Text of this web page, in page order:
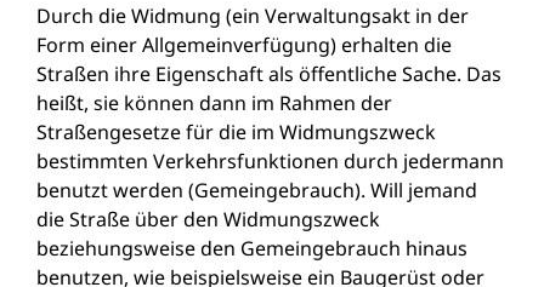
Durch die Widmung (ein Verwaltungsakt in der
Form einer Allgemeinverfügung) erhalten die
Straßen ihre Eigenschaft als öffentliche Sache. Das
heißt, sie können dann im Rahmen der
Straßengesetze für die im Widmungszweck
bestimmten Verkehrsfunktionen durch jedermann
benutzt werden (Gemeingebrauch). Will jemand
die Straße über den Widmungszweck
beziehungsweise den Gemeingebrauch hinaus
benutzen, wie beispielsweise ein Baugerüst oder